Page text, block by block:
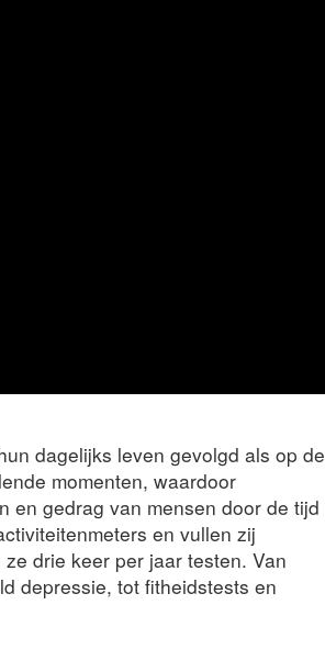
dagelijks leven gevolgd als op de
momenten, waardoor
en gedrag van mensen door de tijd
en vullen zij
drie keer per jaar testen. Van
depressie, tot fitheidstests en